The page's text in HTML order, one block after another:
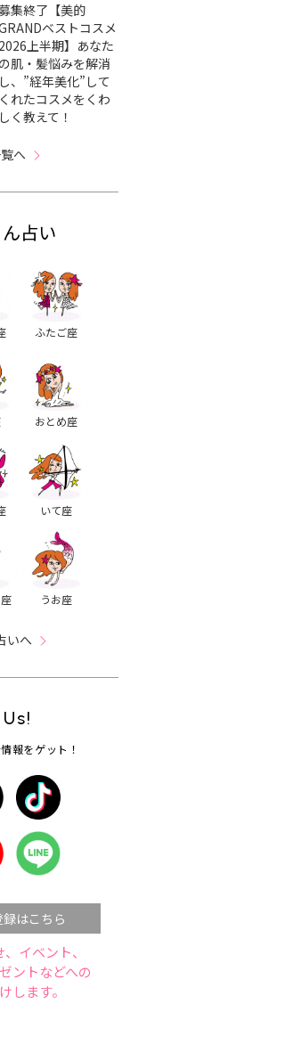
集終了【美的
ベストコスメ
2026上半期】あなた
の肌・髪悩みを解消
し、”経年美化”して
くれたコスメをくわ
しく教えて！
へ
占い
ふたご座
おとめ座
いて座
うお座
いへ
報をゲット！
はこちら
イベント、
ントなどへの
します。